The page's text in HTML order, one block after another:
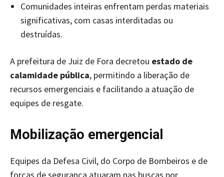
Comunidades inteiras enfrentam perdas materiais
significativas, com casas interditadas ou
destruídas.
A prefeitura de Juiz de Fora decretou estado de
calamidade pública, permitindo a liberação de
recursos emergenciais e facilitando a atuação de
equipes de resgate.
Mobilização emergencial
Equipes da Defesa Civil, do Corpo de Bombeiros e de